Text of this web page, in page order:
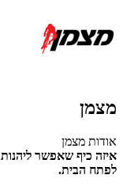
מצמן
אודות מצמן
איזה כיף שאפשר
לפתח הבית.